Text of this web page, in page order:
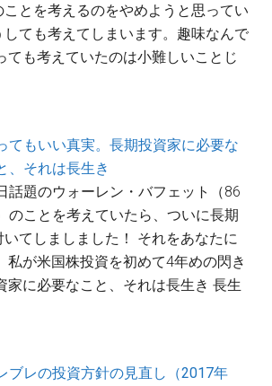
ことを考えるのをやめようと思ってい
ても考えてしまいます。趣味なんで
ても考えていたのは小難しいことじ
てもいい真実。長期投資家に必要な
、それは長生き
話題のウォーレン・バフェット（86
のことを考えていたら、ついに長期
てしましました！ それをあなたに
私が米国株投資を初めて4年めの閃き
に必要なこと、それは長生き 長生
ブレの投資方針の見直し（2017年